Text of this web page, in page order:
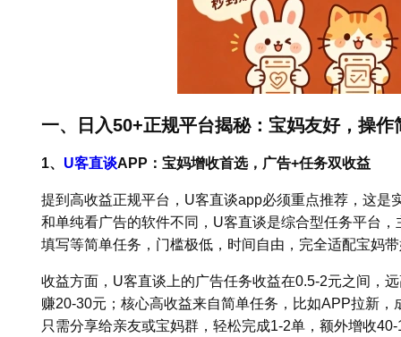
一、日入50+正规平台揭秘：宝妈友好，操作
1、 U客直谈APP：宝妈增收首选，广告+任务双收益
提到高收益正规平台，U客直谈app必须重点推荐，这是
和单纯看广告的软件不同，U客直谈是综合型任务平台
填写等简单任务，门槛极低，时间自由，完全适配宝妈
收益方面，U客直谈上的广告任务收益在0.5-2元之间，
赚20-30元；核心高收益来自简单任务，比如APP拉新
只需分享给亲友或宝妈群，轻松完成1-2单，额外增收